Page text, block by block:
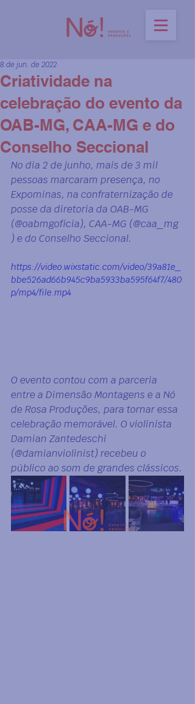
Criatividade na
celebração do evento da
OAB-MG, CAA-MG e do
Conselho Seccional
8 de jun. de 2022
No dia 2 de junho, mais de 3 mil
pessoas marcaram presença, no
Expominas, na confraternização de
posse da diretoria da OAB-MG
(@oabmgoficia), CAA-MG (@caa_mg
) e do Conselho Seccional.
https://video.wixstatic.com/video/39a81e_
bbe526ad66b945c9ba5933ba595f64f7/480
p/mp4/file.mp4
O evento contou com a parceria
entre a Dimensão Montagens e a Nó
de Rosa Produções, para tornar essa
celebração memorável. O violinista
Damian Zantedeschi
(@damianviolinist) recebeu o
público ao som de grandes clássicos.